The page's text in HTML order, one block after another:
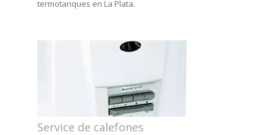
termotanques en La Plata.
Service de calefones